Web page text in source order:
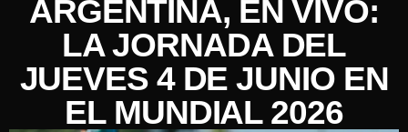
ARGENTINA, EN VIVO:
LA JORNADA DEL
JUEVES 4 DE JUNIO EN
EL MUNDIAL 2026